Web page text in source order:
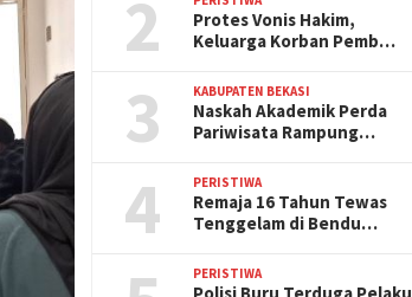
2
Protes Vonis Hakim,
Keluarga Korban Pemb…
3 KABUPATEN BEKASI
Naskah Akademik Perda
Pariwisata Rampung…
4 PERISTIWA
Remaja 16 Tahun Tewas
Tenggelam di Bendu…
PERISTIWA